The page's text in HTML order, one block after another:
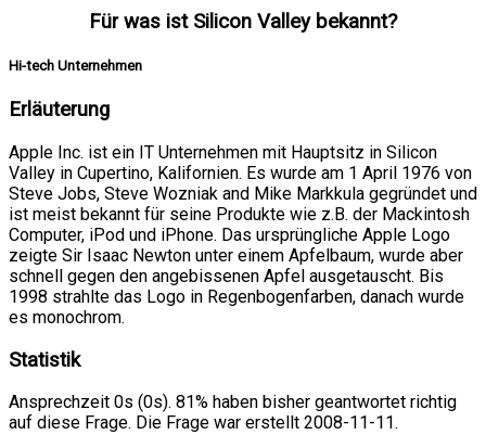
Für was ist Silicon Valley bekannt?
Hi-tech Unternehmen
Erläuterung
Apple Inc. ist ein IT Unternehmen mit Hauptsitz in Silicon
Valley in Cupertino, Kalifornien. Es wurde am 1 April 1976 von
Steve Jobs, Steve Wozniak and Mike Markkula gegründet und
ist meist bekannt für seine Produkte wie z.B. der Mackintosh
Computer, iPod und iPhone. Das ursprüngliche Apple Logo
zeigte Sir Isaac Newton unter einem Apfelbaum, wurde aber
schnell gegen den angebissenen Apfel ausgetauscht. Bis
1998 strahlte das Logo in Regenbogenfarben, danach wurde
es monochrom.
Statistik
Ansprechzeit 0s (0s). 81% haben bisher geantwortet richtig
auf diese Frage. Die Frage war erstellt 2008-11-11.